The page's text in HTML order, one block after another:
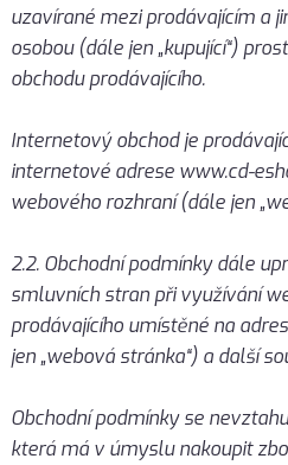
uzavírané mezi prodávajícím a
osobou (dále jen „kupující“)
obchodu prodávajícího.
Internetový obchod je
internetové adrese www.cd-
webového rozhraní (dále jen
2.2. Obchodní podmínky dále
smluvních stran při využívání
prodávajícího umístěné na
jen „webová stránka“) a další
Obchodní podmínky se
která má v úmyslu nakoupit